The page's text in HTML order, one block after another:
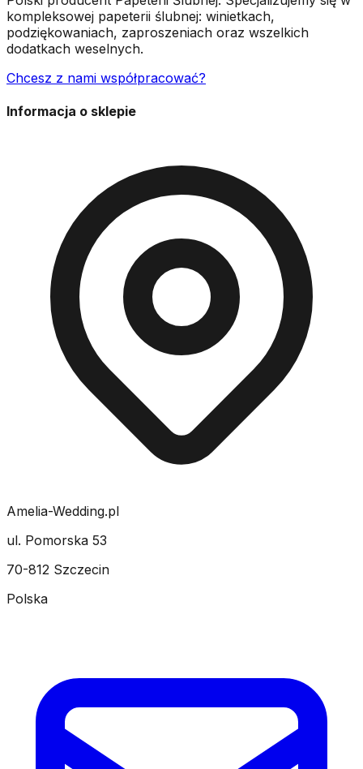
kompleksowej papeterii ślubnej: winietkach,
podziękowaniach, zaproszeniach oraz wszelkich
dodatkach weselnych.
Chcesz z nami współpracować?
Informacja o sklepie
Amelia-Wedding.pl
ul. Pomorska 53
70-812 Szczecin
Polska